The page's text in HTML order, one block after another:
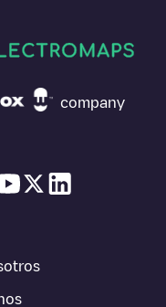
comprueba en la
que está más cerca de tí
eléctricos cercanas,
superficie y la distancia en
disponible, así como
instrucciones necesarias
company